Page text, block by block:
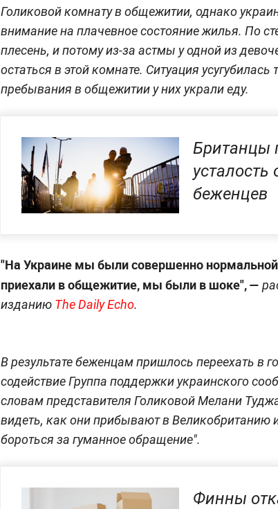
Голиковой комнату в общежитии, однако
внимание на плачевное состояние жилья. По
плесень, и потому из-за астмы у одной из
остаться в этой комнате. Ситуация усугубилась
пребывания в общежитии у них украли еду.
Британцы
усталость
беженцев
"На Украине мы были совершенно
приехали в общежитие, мы были в шоке", —
изданию The Daily Echo.
В результате беженцам пришлось переехать в
содействие Группа поддержки украинского
словам представителя Голиковой Мелани
видеть, как они прибывают в
бороться за гуманное обращение".
Финны